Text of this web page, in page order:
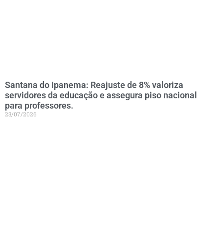
Santana do Ipanema: Reajuste de 8% valoriza
servidores da educação e assegura piso nacional
para professores.
23/07/2026